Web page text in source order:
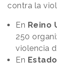
contra la
En Reino
250
violencia
En